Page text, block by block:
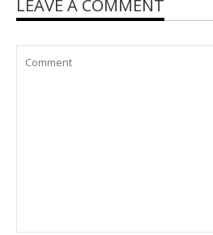
LEAVE A COMMENT